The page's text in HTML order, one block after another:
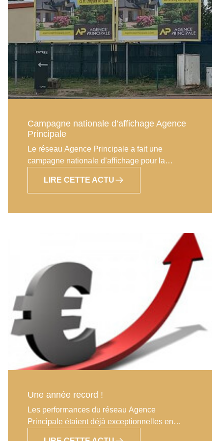
Campagne nationale d’affichage Agence
Principale
Le réseau Agence Principale a fait une
campagne nationale d’affichage pour la
c’est mon histoire, je ne la confie pas à
n’importe qui. »Fort de ce succès, nous
LIRE CETTE ACTU
Une année record !
Les performances du réseau Agence
Principale étaient déjà exceptionnelles en